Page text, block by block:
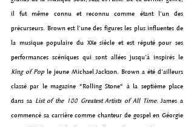
il fut même connu et reconnu comme étant l’un des
précurseurs. Brown est l'une des figures les plus influentes de
la musique populaire du XXe siècle et est réputé pour ses
King of Pop le jeune Michael Jackson. Brown a été d’ailleurs
classé par le magazine "Rolling Stone" à la septième place
dans sa List of the 100 Greatest Artists of All Time. James a
commencé sa carrière comme chanteur de gospel en Géorgie